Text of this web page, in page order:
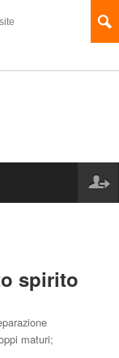
spirito
maturi;